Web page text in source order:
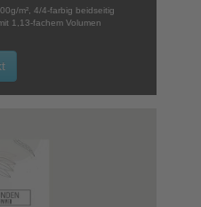
m², 4/4-farbig beidseitig
1,13-fachem Volumen